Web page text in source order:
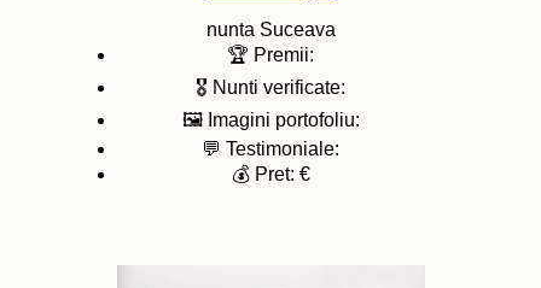
nunta Suceava
🏆 Premii:
🎖️ Nunti verificate:
🖼️ Imagini portofoliu:
💬 Testimoniale:
💰 Pret: €